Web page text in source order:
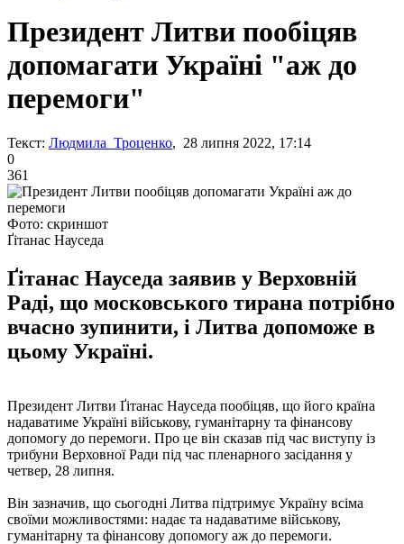
Президент Литви пообіцяв
допомагати Україні "аж до
перемоги"
Текст: Людмила Троценко, 28 липня 2022, 17:14
0
361
Фото: скриншот
Ґітанас Науседа
Ґітанас Науседа заявив у Верховній
Раді, що московського тирана потрібно
вчасно зупинити, і Литва допоможе в
цьому Україні.
Президент Литви Ґітанас Науседа пообіцяв, що його країна
надаватиме Україні військову, гуманітарну та фінансову
допомогу до перемоги. Про це він сказав під час виступу із
трибуни Верховної Ради під час пленарного засідання у
четвер, 28 липня.
Він зазначив, що сьогодні Литва підтримує Україну всіма
своїми можливостями: надає та надаватиме військову,
гуманітарну та фінансову допомогу аж до перемоги.